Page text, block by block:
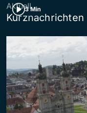
3 Min
Aktuell
Kurznachrichten